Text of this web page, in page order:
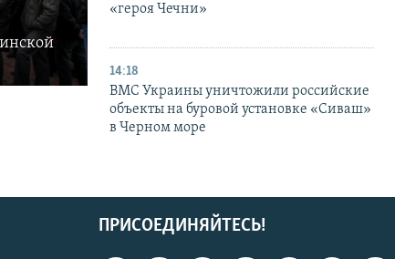
«героя Чечни»
14:18
ВМС Украины уничтожили российские
объекты на буровой установке «Сиваш»
в Черном море
ПРИСОЕДИНЯЙТЕСЬ!